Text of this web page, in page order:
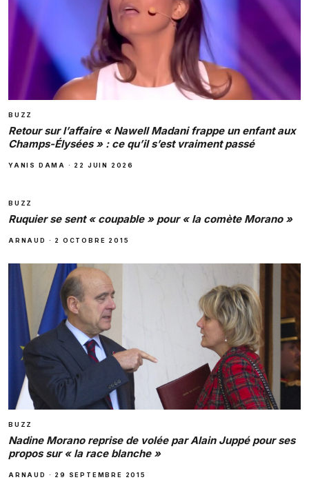
BUZZ
Retour sur l’affaire « Nawell Madani frappe un enfant aux
Champs-Élysées » : ce qu’il s’est vraiment passé
YANIS DAMA · 22 JUIN 2026
BUZZ
Ruquier se sent « coupable » pour « la comète Morano »
ARNAUD · 2 OCTOBRE 2015
BUZZ
Nadine Morano reprise de volée par Alain Juppé pour ses
propos sur « la race blanche »
ARNAUD · 29 SEPTEMBRE 2015